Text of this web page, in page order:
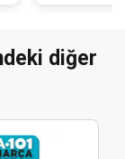
diğer